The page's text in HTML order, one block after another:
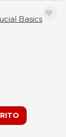
Basics